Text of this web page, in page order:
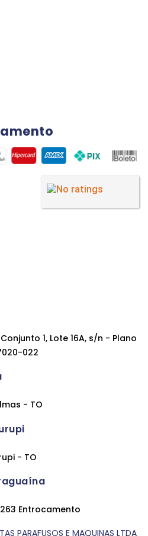
1, Lote 16A, s/n - Plano
022
- TO
- TO
Entrocamento
PARAFUSOS E MAQUINAS LTDA